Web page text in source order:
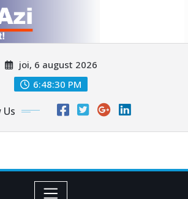
joi, 6 august 2026
6:48:33 PM
Us